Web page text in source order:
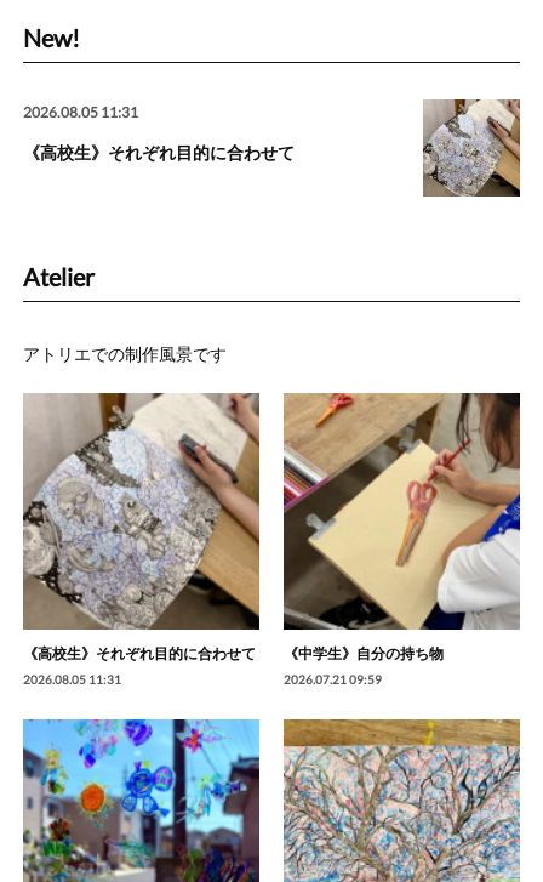
New!
2026.08.05 11:31
《高校生》それぞれ目的に合わせて
Atelier
アトリエでの制作風景です
《高校生》それぞれ目的に合わせて
2026.08.05 11:31
《中学生》自分の持ち物
2026.07.21 09:59